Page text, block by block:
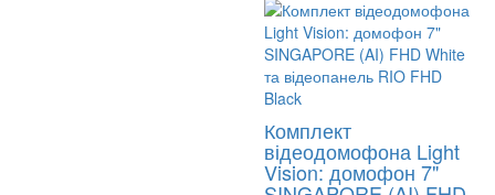
Комплект
відеодомофона Light
Vision: домофон 7"